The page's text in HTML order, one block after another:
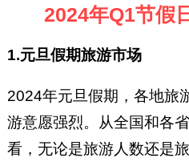
2024年Q1节假
1.元旦假期旅游市场
2024年元旦假期，各地旅
游意愿强烈。从全国和各
看，无论是旅游人数还是